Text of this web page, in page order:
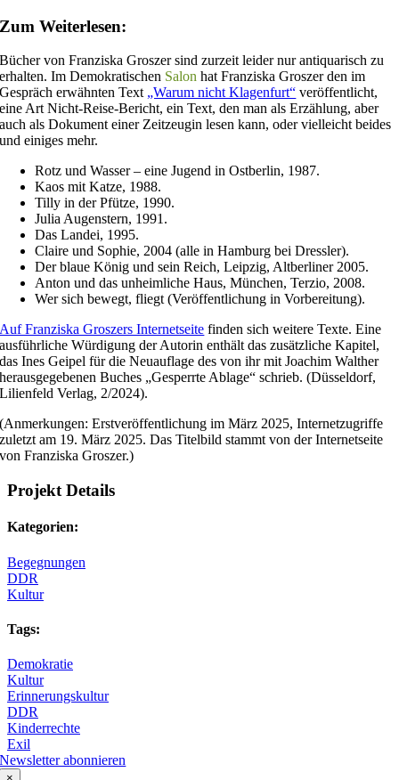
Zum Weiterlesen:
Bücher von Franziska Groszer sind zurzeit leider nur antiquarisch zu
erhalten. Im Demokratischen Salon hat Franziska Groszer den im
Gespräch erwähnten Text „Warum nicht Klagenfurt“ veröffentlicht,
eine Art Nicht-Reise-Bericht, ein Text, den man als Erzählung, aber
auch als Dokument einer Zeitzeugin lesen kann, oder vielleicht beides
und einiges mehr.
Rotz und Wasser – eine Jugend in Ostberlin, 1987.
Kaos mit Katze, 1988.
Tilly in der Pfütze, 1990.
Julia Augenstern, 1991.
Das Landei, 1995.
Claire und Sophie, 2004 (alle in Hamburg bei Dressler).
Der blaue König und sein Reich, Leipzig, Altberliner 2005.
Anton und das unheimliche Haus, München, Terzio, 2008.
Wer sich bewegt, fliegt (Veröffentlichung in Vorbereitung).
Auf Franziska Groszers Internetseite finden sich weitere Texte. Eine
ausführliche Würdigung der Autorin enthält das zusätzliche Kapitel,
das Ines Geipel für die Neuauflage des von ihr mit Joachim Walther
herausgegebenen Buches „Gesperrte Ablage“ schrieb. (Düsseldorf,
Lilienfeld Verlag, 2/2024).
(Anmerkungen: Erstveröffentlichung im März 2025, Internetzugriffe
zuletzt am 19. März 2025. Das Titelbild stammt von der Internetseite
von Franziska Groszer.)
Projekt Details
Kategorien:
Begegnungen
DDR
Kultur
Tags:
Demokratie
Kultur
Erinnerungskultur
DDR
Kinderrechte
Exil
Newsletter abonnieren